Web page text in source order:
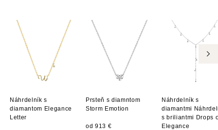
Náhrdelník s
diamantom Elegance
Letter
Prsteň s diamntom
Storm Emotion
od 913 €
Náhrdelník s
diamantmi
s briliantmi Drops
Elegance